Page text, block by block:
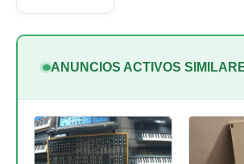
ANUNCIOS ACTIVOS